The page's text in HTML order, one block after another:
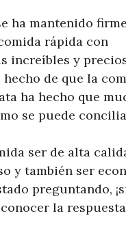
ha mantenido
rápida con
increíbles y
hecho de que la
ha hecho que
se puede
ser de alta
y también ser
preguntando,
la